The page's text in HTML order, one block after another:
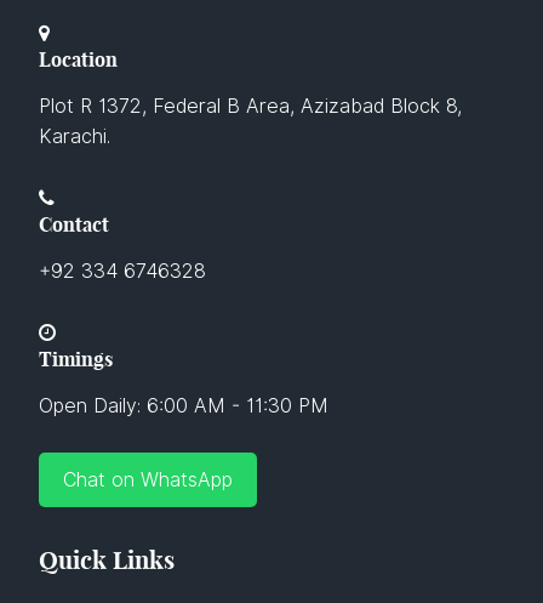
Location
Plot R 1372, Federal B Area, Azizabad Block 8,
Karachi.
Contact
+92 334 6746328
Timings
Open Daily: 6:00 AM - 11:30 PM
Chat on WhatsApp
Quick Links